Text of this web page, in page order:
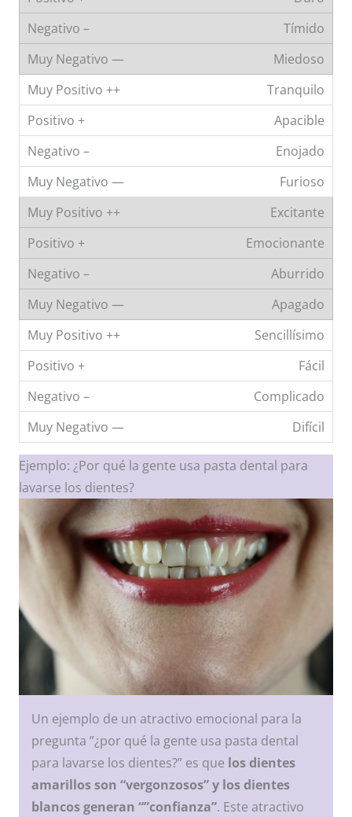
Tímido
Miedoso
Tranquilo
Apacible
Enojado
Furioso
Excitante
Emocionante
Aburrido
Apagado
Sencillísimo
Fácil
Complicado
Difícil
Ejemplo: ¿Por qué la gente usa pasta dental para
lavarse los dientes?
Un ejemplo de un atractivo emocional para la
pregunta ”¿por qué la gente usa pasta dental
para lavarse los dientes?” es que los dientes
amarillos son “vergonzosos” y los dientes
blancos generan “”confianza”. Este atractivo